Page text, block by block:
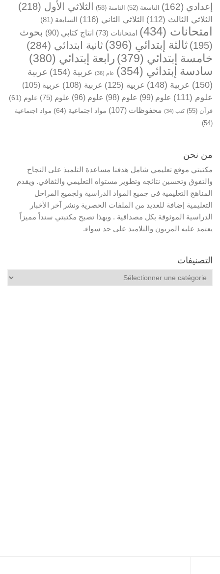
إعدادي (162) التاسعة (52) الثامنة (58) الثلاثي الأول (218)
الثلاثي الثالث (112) الثلاثي الثاني (116) السابعة (81)
امتحانات (434) امتحانات (73) انتاج كتابي (90)
بحوث
(195)
ثالثة إبتدائي (396) ثانية ابتدائي (284)
خامسة إبتدائي (379) رابعة إبتدائي (380)
سادسة إبتدائي (354) عام (36) عربية (154)
عربية
(150)
عربية (148) عربية (125) عربية (108) عربية (105)
علوم (111) علوم (99) علوم (98) علوم (96) علوم (75) علوم (61)
قرآن (55) كتب (34) محفوظات (107) مواد اجتماعية (64)
مواد اجتماعية
(54)
من نحن
مكتبتي موقع تعليمي شامل هدفنا مساعدة التلميذ على النجاح
والتفوق وتحسين نتائجه وتطوير مستواه التعليمي والثقافي. ويقدم
المناهج التعليمية فى جميع المواد الدراسية ولجميع المراحل
التعليمية إضافة للعديد من الملفات الحصرية ونشر آخر الأخبار
الدراسية الموثوقة بكل مصداقية . وبهذا تصبح مكتبتي سنداً مميزاً
يعتمد عليه المربون والتلاميذ على حد سواء.
التصنيفات
التصنيفات